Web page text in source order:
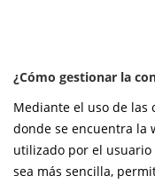
¿Cómo gestionar la
Mediante el uso de las
donde se encuentra la
utilizado por el
sea más sencilla,